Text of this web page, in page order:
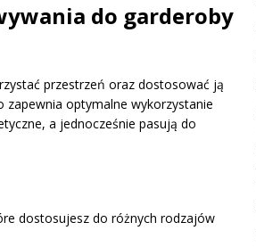
do garderoby
przestrzeń oraz dostosować ją
zapewnia optymalne wykorzystanie
a jednocześnie pasują do
dostosujesz do różnych rodzajów